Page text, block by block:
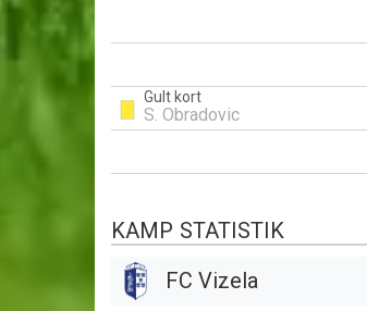
Gult kort
S. Obradovic
KAMP STATISTIK
FC Vizela